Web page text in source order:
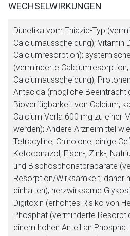
WECHSELWIRKUNGEN
Diuretika vom Thiazid-Typ
Calciumausscheidung); Vitamin
Calciumresorption);
(verminderte
Calciumausscheidung);
Antacida (mögliche
Bioverfügbarkeit von Calcium;
Calcium Verla 600 mg zu einer
werden); Andere Arzneimittel
Tetracyline, Chinolone, einige
Ketoconazol, Eisen-, Zink-,
und Bisphosphonatpräparate
Resorption/Wirksamkeit; daher
einhalten); herzwirksame
Digitoxin (erhöhtes Risiko von
Phosphat (verminderte
einem hohen Anteil an